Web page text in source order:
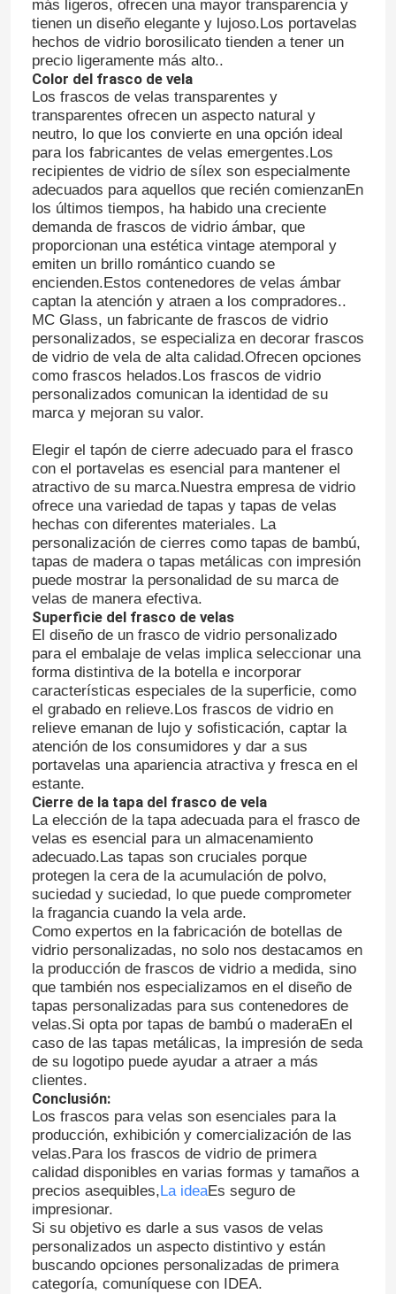
Capa de botella del frasco
Artículos de vidrio para el hogar
más ligeros, ofrecen una mayor transparencia y
tienen un diseño elegante y lujoso.Los portavelas
hechos de vidrio borosilicato tienden a tener un
precio ligeramente más alto..
Color del frasco de vela
Los frascos de velas transparentes y
transparentes ofrecen un aspecto natural y
neutro, lo que los convierte en una opción ideal
para los fabricantes de velas emergentes.Los
recipientes de vidrio de sílex son especialmente
adecuados para aquellos que recién comienzanEn
los últimos tiempos, ha habido una creciente
demanda de frascos de vidrio ámbar, que
proporcionan una estética vintage atemporal y
emiten un brillo romántico cuando se
encienden.Estos contenedores de velas ámbar
captan la atención y atraen a los compradores..
MC Glass, un fabricante de frascos de vidrio
personalizados, se especializa en decorar frascos
de vidrio de vela de alta calidad.Ofrecen opciones
como frascos helados.Los frascos de vidrio
personalizados comunican la identidad de su
marca y mejoran su valor.
Elegir el tapón de cierre adecuado para el frasco
con el portavelas es esencial para mantener el
atractivo de su marca.Nuestra empresa de vidrio
ofrece una variedad de tapas y tapas de velas
hechas con diferentes materiales. La
personalización de cierres como tapas de bambú,
tapas de madera o tapas metálicas con impresión
puede mostrar la personalidad de su marca de
velas de manera efectiva.
Superficie del frasco de velas
El diseño de un frasco de vidrio personalizado
para el embalaje de velas implica seleccionar una
forma distintiva de la botella e incorporar
características especiales de la superficie, como
el grabado en relieve.Los frascos de vidrio en
relieve emanan de lujo y sofisticación, captar la
atención de los consumidores y dar a sus
portavelas una apariencia atractiva y fresca en el
estante.
Cierre de la tapa del frasco de vela
La elección de la tapa adecuada para el frasco de
velas es esencial para un almacenamiento
adecuado.Las tapas son cruciales porque
protegen la cera de la acumulación de polvo,
suciedad y suciedad, lo que puede comprometer
la fragancia cuando la vela arde.
Como expertos en la fabricación de botellas de
vidrio personalizadas, no solo nos destacamos en
la producción de frascos de vidrio a medida, sino
que también nos especializamos en el diseño de
tapas personalizadas para sus contenedores de
velas.Si opta por tapas de bambú o maderaEn el
caso de las tapas metálicas, la impresión de seda
de su logotipo puede ayudar a atraer a más
clientes.
Conclusión:
Los frascos para velas son esenciales para la
producción, exhibición y comercialización de las
velas.Para los frascos de vidrio de primera
calidad disponibles en varias formas y tamaños a
precios asequibles,La ideaEs seguro de
impresionar.
Si su objetivo es darle a sus vasos de velas
personalizados un aspecto distintivo y están
buscando opciones personalizadas de primera
categoría, comuníquese con IDEA.